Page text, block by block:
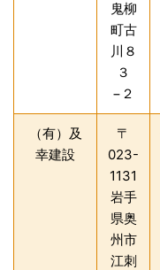
鬼柳
町古
川８
３
−２
（有）及
幸建設
〒
023-
1131
岩手
県奥
州市
江刺